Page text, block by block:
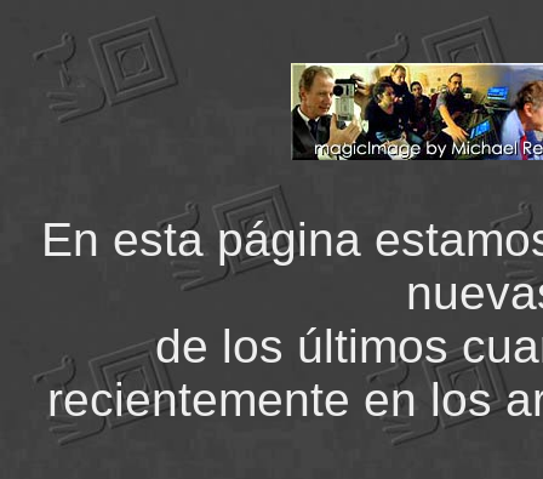
En esta página
de los últimos
recientemente en los